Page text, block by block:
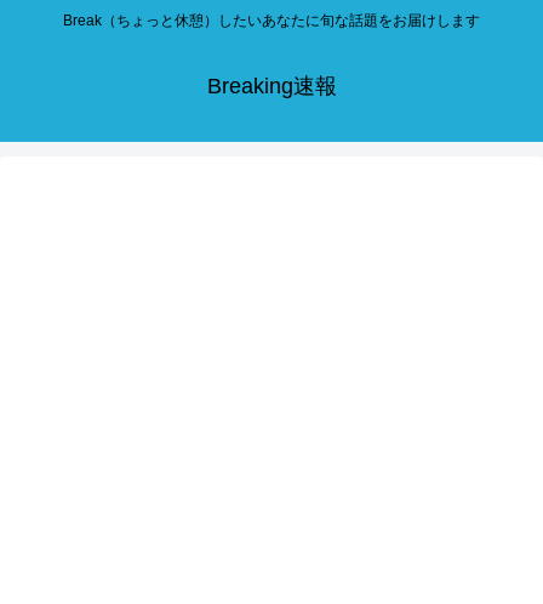
Break（ちょっと休憩）したいあなたに旬な話題をお届けします
Breaking速報